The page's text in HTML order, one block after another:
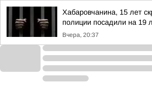
Хабаровчанина, 15 лет
полиции посадили на 19
Вчера, 20:37